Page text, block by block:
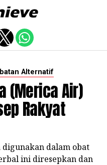
Alternatif
(merica Air)
Rakyat
dalam obat
ini diresepkan dan